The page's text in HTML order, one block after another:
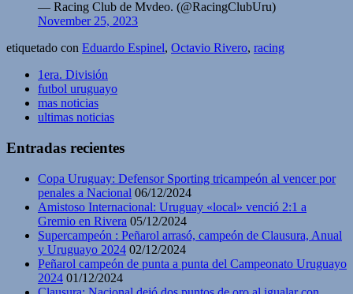
— Racing Club de Mvdeo. (@RacingClubUru)
November 25, 2023
etiquetado con Eduardo Espinel, Octavio Rivero, racing
1era. División
futbol uruguayo
mas noticias
ultimas noticias
Entradas recientes
Copa Uruguay: Defensor Sporting tricampeón al vencer por
penales a Nacional 06/12/2024
Amistoso Internacional: Uruguay «local» venció 2:1 a
Gremio en Rivera 05/12/2024
Supercampeón : Peñarol arrasó, campeón de Clausura, Anual
y Uruguayo 2024 02/12/2024
Peñarol campeón de punta a punta del Campeonato Uruguayo
2024 01/12/2024